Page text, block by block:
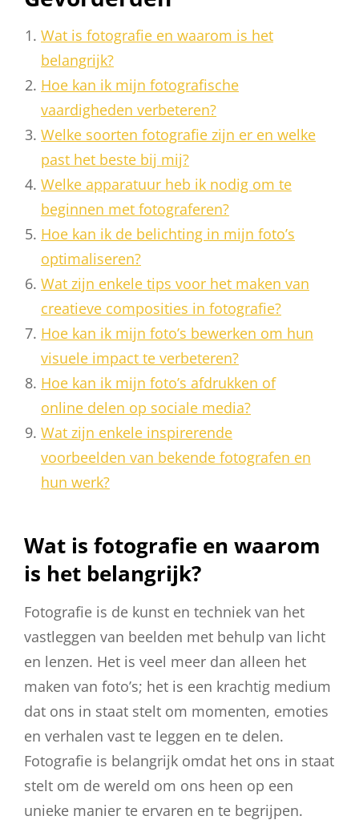
Wat is fotografie en waarom is het
belangrijk?
Hoe kan ik mijn fotografische
vaardigheden verbeteren?
Welke soorten fotografie zijn er en welke
past het beste bij mij?
Welke apparatuur heb ik nodig om te
beginnen met fotograferen?
Hoe kan ik de belichting in mijn foto’s
optimaliseren?
Wat zijn enkele tips voor het maken van
creatieve composities in fotografie?
Hoe kan ik mijn foto’s bewerken om hun
visuele impact te verbeteren?
Hoe kan ik mijn foto’s afdrukken of
online delen op sociale media?
Wat zijn enkele inspirerende
voorbeelden van bekende fotografen en
hun werk?
Wat is fotografie en waarom
is het belangrijk?
Fotografie is de kunst en techniek van het
vastleggen van beelden met behulp van licht
en lenzen. Het is veel meer dan alleen het
maken van foto’s; het is een krachtig medium
dat ons in staat stelt om momenten, emoties
en verhalen vast te leggen en te delen.
Fotografie is belangrijk omdat het ons in staat
stelt om de wereld om ons heen op een
unieke manier te ervaren en te begrijpen.